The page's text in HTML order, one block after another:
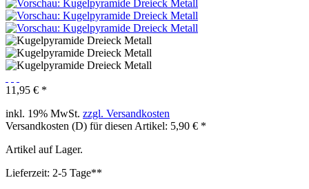
11,95 € *
inkl. 19% MwSt. zzgl. Versandkosten
Versandkosten (D) für diesen Artikel: 5,90 € *
Artikel auf Lager.
Lieferzeit: 2-5 Tage**